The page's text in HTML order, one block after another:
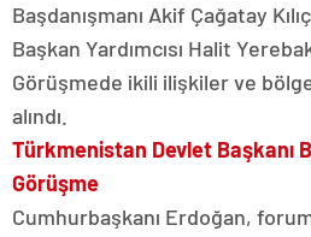
Başdanışmanı Akif Çağatay
Başkan Yardımcısı Halit
Görüşmede ikili ilişkiler ve
alındı.
Türkmenistan Devlet Başkanı
Görüşme
Cumhurbaşkanı Erdoğan,